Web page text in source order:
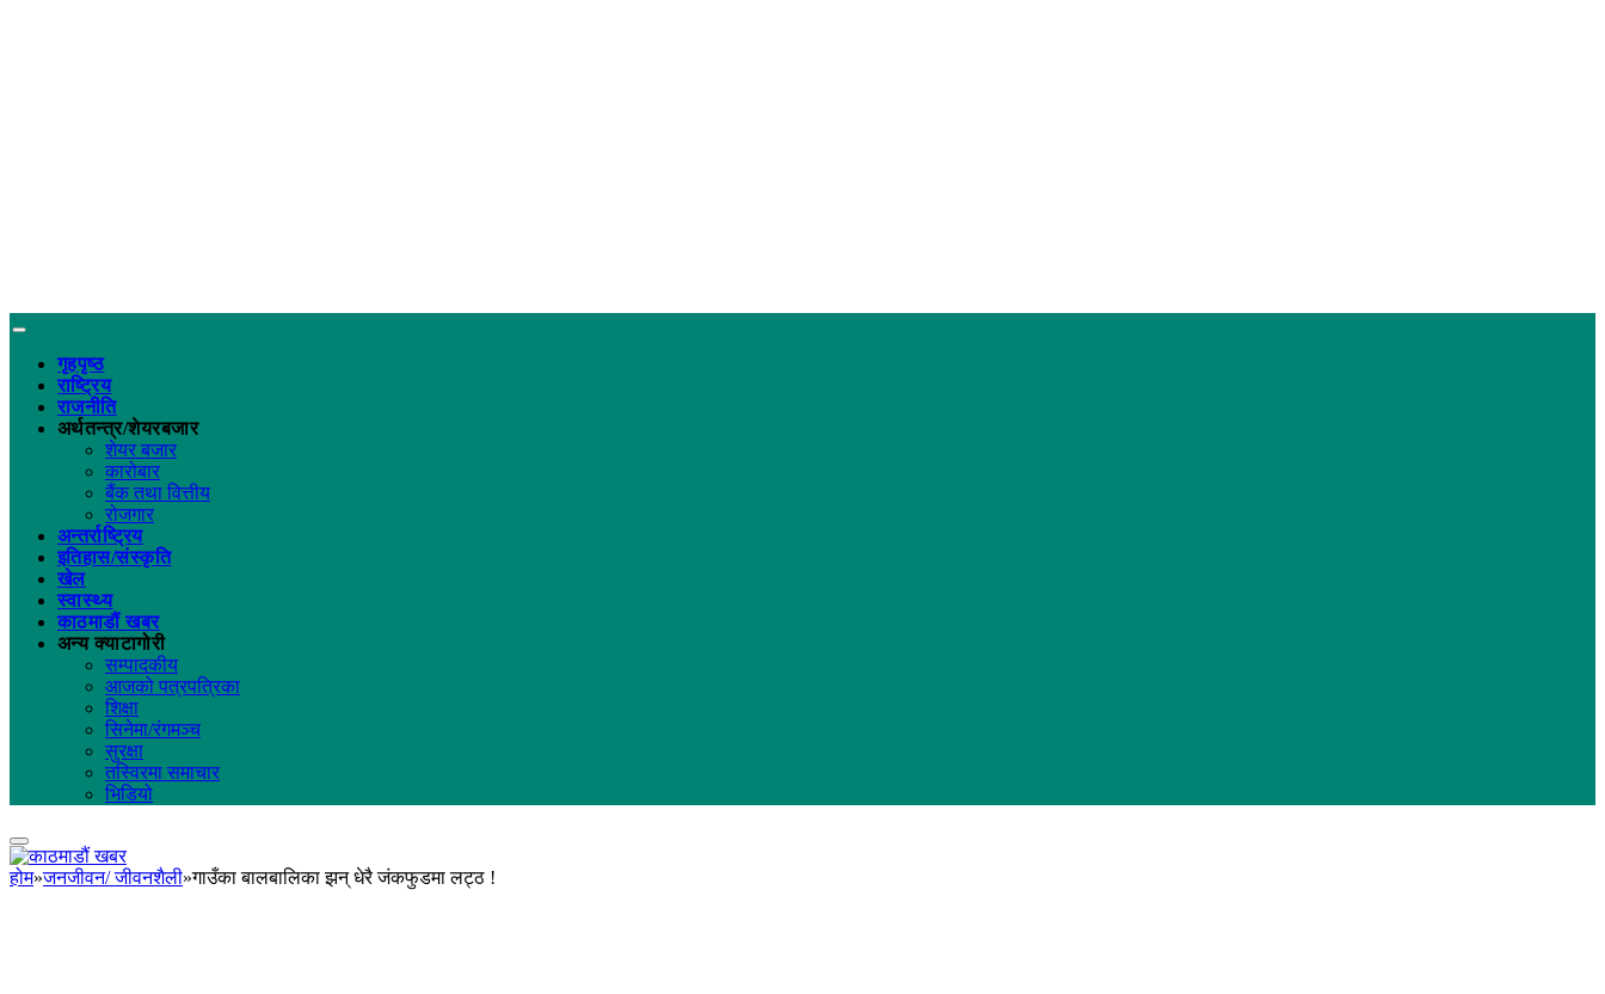
गृहपृष्ठ
राष्ट्रिय
राजनीति
अर्थतन्त्र/शेयरबजार
शेयर बजार
कारोबार
बैंक तथा वित्तीय
रोजगार
अन्तर्राष्ट्रिय
इतिहास/संस्कृति
खेल
स्वास्थ्य
काठमाडौं खबर
अन्य क्याटागोरी
सम्पादकीय
आजको पत्रपत्रिका
शिक्षा
सिनेमा/रंगमञ्च
सुरक्षा
तस्विरमा समाचार
भिडियो
होम»जनजीवन/ जीवनशैली»गाउँका बालबालिका झन् धेरै जंकफुडमा लट्ठ !